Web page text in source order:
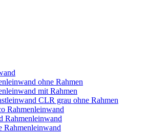
ohne Rahmen
mit Rahmen
CLR grau ohne Rahmen
Rahmenleinwand
Rahmenleinwand
Rahmenleinwand